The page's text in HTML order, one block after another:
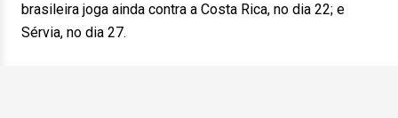
brasileira joga ainda contra a Costa Rica, no dia 22; e
Sérvia, no dia 27.